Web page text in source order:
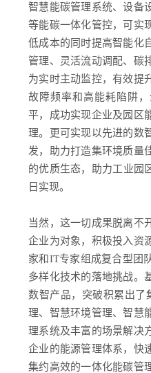
智慧能碳管理系统、设备
等能碳一体化管控，可实
低成本的同时提高智能化
管理、灵活流动调配、碳
为实时主动监控，有效提
故障频率和高能耗陷阱
平，成功实现企业及园区
理。更可实现以先进的数
发，助力打造集环境质量
的优质生态，助力工业园
日实现。
当然，这一切成果脱离不
企业为对象，积极投入资
家和IT专家组成复合型团
多样化技术的落地挑战。
数智产品，突破积累出了
理、智慧环境管理、智慧
理系统及丰富的场景解决
企业的能源管理体系，快
集约高效的一体化能碳管